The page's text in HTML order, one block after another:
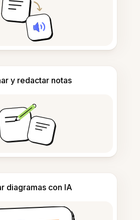
y redactar notas
diagramas con IA